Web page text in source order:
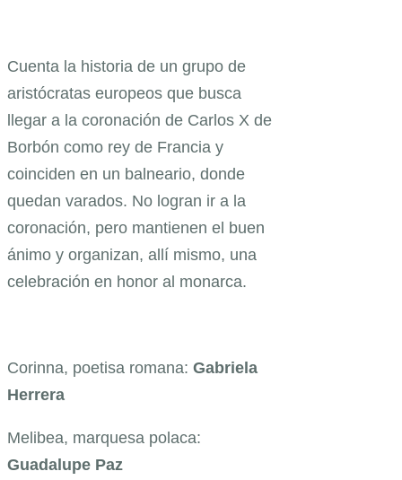
Cuenta la historia de un grupo de
aristócratas europeos que busca
llegar a la coronación de Carlos X de
Borbón como rey de Francia y
coinciden en un balneario, donde
quedan varados. No logran ir a la
coronación, pero mantienen el buen
ánimo y organizan, allí mismo, una
celebración en honor al monarca.
Corinna, poetisa romana: Gabriela
Herrera
Melibea, marquesa polaca:
Guadalupe Paz